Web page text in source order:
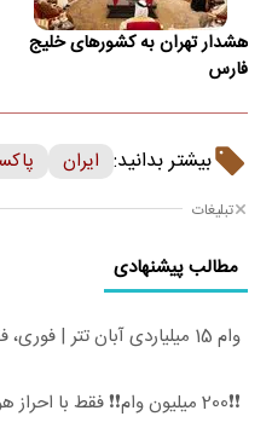
هشدار تهران به کشورهای خلیج
فارس
بیشتر بدانید: ایران
تبلیغات
مطالب پیشنهادی
وام 15 میلیاردی آبان تتر | فوری، فقط با احراز هویت
❗❗200 میلیون وام❗❗ فقط با احراز هویت